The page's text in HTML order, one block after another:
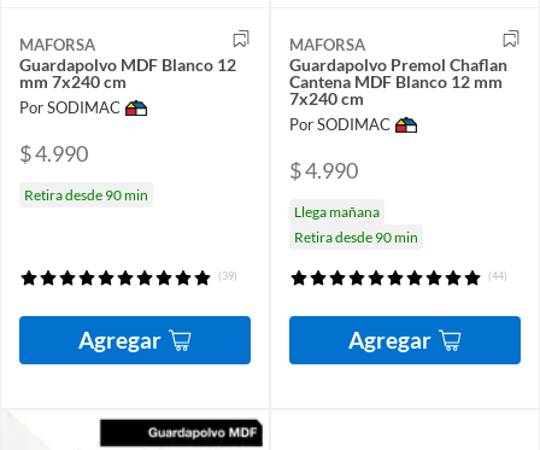
MAFORSA
Guardapolvo MDF Blanco 12
mm 7x240 cm
Por SODIMAC
$ 4.990
Retira desde 90 min
(39)
Agregar
MAFORSA
Guardapolvo Premol Chaflan
Cantena MDF Blanco 12 mm
7x240 cm
Por SODIMAC
$ 4.990
Llega mañana
Retira desde 90 min
(44)
Agregar